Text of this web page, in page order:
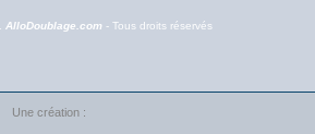
AlloDoublage.com - Tous droits réservés
Une création :